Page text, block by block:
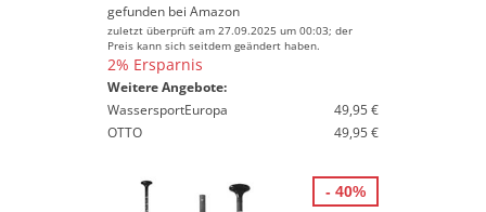
gefunden bei Amazon
zuletzt überprüft am 27.09.2025 um 00:03; der
Preis kann sich seitdem geändert haben.
2% Ersparnis
Weitere Angebote:
WassersportEuropa
49,95 €
OTTO
49,95 €
- 40%